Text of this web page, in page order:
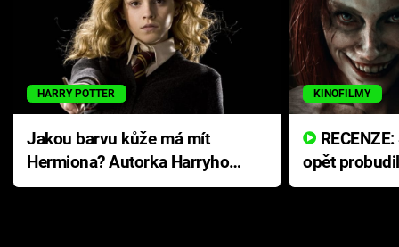
HARRY POTTER
Jakou barvu kůže má mít
Hermiona? Autorka Harryho
Pottera přišla s ráznou
KINOFILMY
opět
přichází s